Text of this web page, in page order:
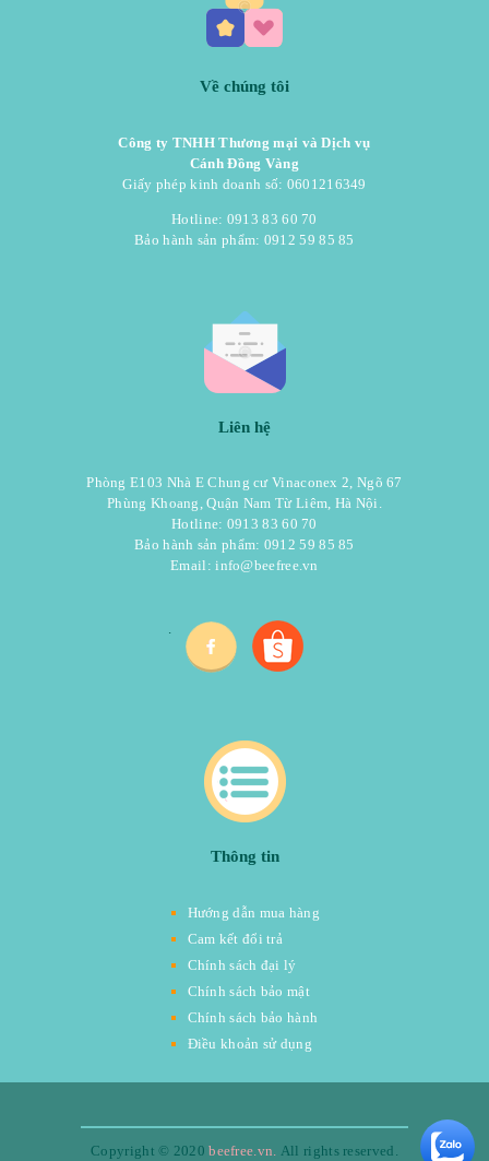
Về chúng tôi
Công ty TNHH Thương mại và Dịch vụ
Cánh Đồng Vàng
Giấy phép kinh doanh số: 0601216349
Hotline: 0913 83 60 70
Bảo hành sản phẩm: 0912 59 85 85
Liên hệ
Phòng E103 Nhà E Chung cư Vinaconex 2, Ngõ 67
Phùng Khoang, Quận Nam Từ Liêm, Hà Nội.
Hotline: 0913 83 60 70
Bảo hành sản phẩm: 0912 59 85 85
Email:info@beefree.vn
.
Thông tin
Hướng dẫn mua hàng
Cam kết đổi trả
Chính sách đại lý
Chính sách bảo mật
Chính sách bảo hành
Điều khoản sử dụng
Copyright © 2020beefree.vn. All rights reserved.